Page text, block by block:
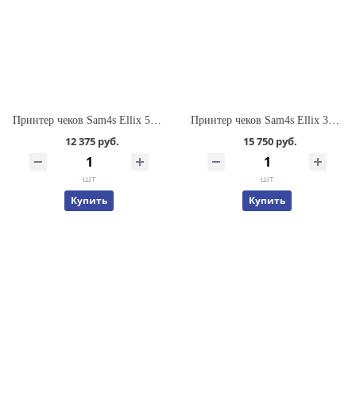
Принтер чеков Sam4s Ellix 50DB
12 375 руб.
шт
Купить
Принтер чеков Sam4s Ellix 30DB
15 750 руб.
шт
Купить